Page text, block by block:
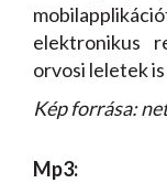
elektronikus
orvosi leletek
Kép forrása:
Mp3: